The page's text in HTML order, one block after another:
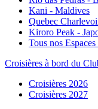
Kani - Maldives
Quebec
Kiroro Peak -
Tous nos
Croisières à bord du
Croisières 2026
Croisières 2027